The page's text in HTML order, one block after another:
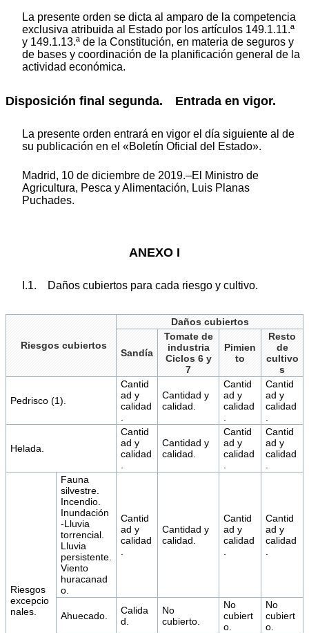
La presente orden se dicta al amparo de la competencia
exclusiva atribuida al Estado por los artículos 149.1.11.ª
y 149.1.13.ª de la Constitución, en materia de seguros y
de bases y coordinación de la planificación general de la
actividad económica.
Disposición final segunda. Entrada en vigor.
La presente orden entrará en vigor el día siguiente al de
su publicación en el «Boletín Oficial del Estado».
Madrid, 10 de diciembre de 2019.–El Ministro de
Agricultura, Pesca y Alimentación, Luis Planas
Puchades.
ANEXO I
I.1. Daños cubiertos para cada riesgo y cultivo.
Riesgos cubiertos
Daños cubiertos
Sandía
Tomate de
industria
Ciclos 6 y
7
Pimien
to
Resto
de
cultivo
s
Pedrisco (1).
Cantid
ad y
calidad
Cantidad y
calidad.
Cantid
ad y
calidad
Cantid
ad y
calidad
Helada.
Cantid
ad y
calidad
Cantidad y
calidad.
Cantid
ad y
calidad
Cantid
ad y
calidad
Riesgos
excepcio
nales.
Fauna
silvestre.
Incendio.
Inundación
-Lluvia
torrencial.
Lluvia
persistente.
Viento
huracanad
o.
Cantid
ad y
calidad
Cantidad y
calidad.
Cantid
ad y
calidad
Cantid
ad y
calidad
Ahuecado.
Calida
d.
No
cubierto.
No
cubiert
o.
No
cubiert
o.